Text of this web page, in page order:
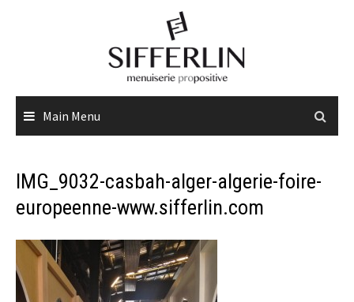
Main Menu
IMG_9032-casbah-alger-algerie-foire-
europeenne-www.sifferlin.com